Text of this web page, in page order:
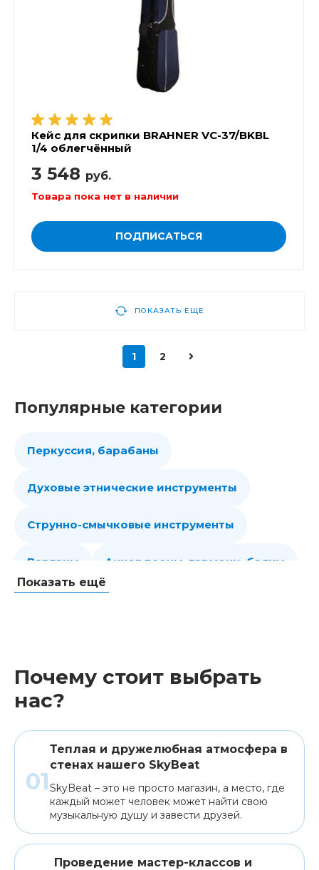
Кейс для скрипки BRAHNER VC-37/BKBL
1/4 облегчённый
3 548 руб.
Товара пока нет в наличии
ПОДПИСАТЬСЯ
ПОКАЗАТЬ ЕЩЕ
1 2
Популярные категории
Перкуссия, барабаны
Духовые этнические инструменты
Струнно-смычковые инструменты
Варганы Аккордеоны, гармони, баяны
Клавишные Сувениры, подарки
Аренда
Показать ещё
Почему стоит выбрать
нас?
Теплая и дружелюбная атмосфера в
стенах нашего SkyBeat
SkyBeat – это не просто магазин, а место, где
каждый может человек может найти свою
музыкальную душу и завести друзей.
Проведение мастер-классов и